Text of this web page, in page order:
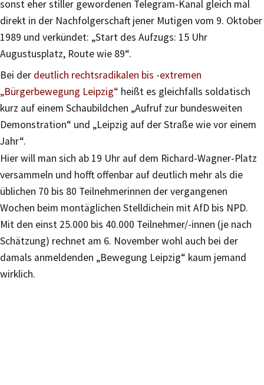
sonst eher stiller gewordenen Telegram-Kanal gleich mal
direkt in der Nachfolgerschaft jener Mutigen vom 9. Oktober
1989 und verkündet: „Start des Aufzugs: 15 Uhr
Augustusplatz, Route wie 89“.
Bei der deutlich rechtsradikalen bis -extremen
„Bürgerbewegung Leipzig“ heißt es gleichfalls soldatisch
kurz auf einem Schaubildchen „Aufruf zur bundesweiten
Demonstration“ und „Leipzig auf der Straße wie vor einem
Jahr“.
Hier will man sich ab 19 Uhr auf dem Richard-Wagner-Platz
versammeln und hofft offenbar auf deutlich mehr als die
üblichen 70 bis 80 Teilnehmerinnen der vergangenen
Wochen beim montäglichen Stelldichein mit AfD bis NPD.
Mit den einst 25.000 bis 40.000 Teilnehmer/-innen (je nach
Schätzung) rechnet am 6. November wohl auch bei der
damals anmeldenden „Bewegung Leipzig“ kaum jemand
wirklich.